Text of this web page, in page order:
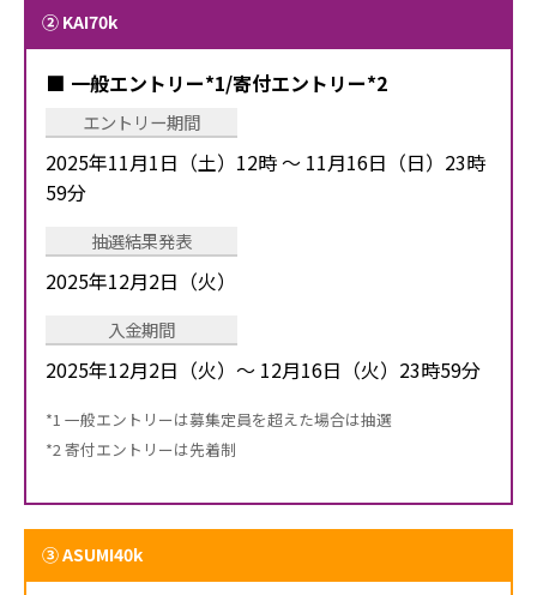
② KAI70k
一般エントリー*1/寄付エントリー*2
エントリー期間
2025年11月1日（土）12時 ～ 11月16日（日）23時
59分
抽選結果発表
2025年12月2日（火）
入金期間
2025年12月2日（火）～ 12月16日（火）23時59分
*1 一般エントリーは募集定員を超えた場合は抽選
*2 寄付エントリーは先着制
③ ASUMI40k